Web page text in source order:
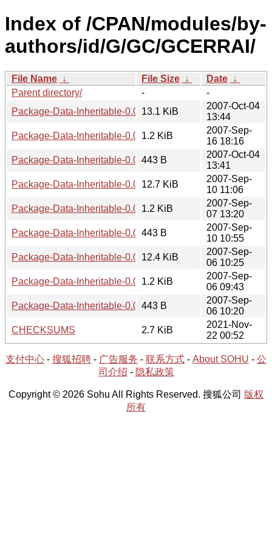
Index of /CPAN/modules/by-
authors/id/G/GC/GCERRAI/
File Name ↓ File Size ↓ Date ↓
Parent directory/
-
-
Package-Data-Inheritable-0.05.tar.gz
13.1 KiB
2007-Oct-04
13:44
Package-Data-Inheritable-0.05.readme
1.2 KiB
2007-Sep-
16 18:16
Package-Data-Inheritable-0.05.meta
443 B
2007-Oct-04
13:41
Package-Data-Inheritable-0.03.tar.gz
12.7 KiB
2007-Sep-
10 11:06
Package-Data-Inheritable-0.03.readme
1.2 KiB
2007-Sep-
07 13:20
Package-Data-Inheritable-0.03.meta
443 B
2007-Sep-
10 10:55
Package-Data-Inheritable-0.02.tar.gz
12.4 KiB
2007-Sep-
06 10:25
Package-Data-Inheritable-0.02.readme
1.2 KiB
2007-Sep-
06 09:43
Package-Data-Inheritable-0.02.meta
443 B
2007-Sep-
06 10:20
CHECKSUMS
2.7 KiB
2021-Nov-
22 00:52
支付中心 - 搜狐招聘 - 广告服务 - 联系方式 - About SOHU - 公
司介绍 - 隐私政策
Copyright © 2026 Sohu All Rights Reserved. 搜狐公司 版权
所有